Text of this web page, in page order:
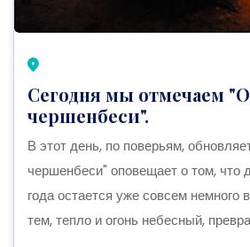
Сегодня мы отмечаем
чершенбеси".
В этот день, по поверьям,
чершенбеси" оповещает о том, что
года остается уже совсем немного
тем, тепло и огонь небесный,